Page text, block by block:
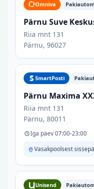
Omniva
Pärnu Suve
Riia mnt 131
Pärnu, 96027
SmartPosti
Pärnu Maxima
Riia mnt 131
Pärnu, 80011
Iga päev 07:00-23:00
Vasakpoolsest
Unisend